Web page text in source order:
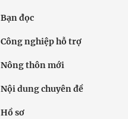
Bạn đọc
Công nghiệp hỗ trợ
Nông thôn mới
Nội dung chuyên đề
Hồ sơ